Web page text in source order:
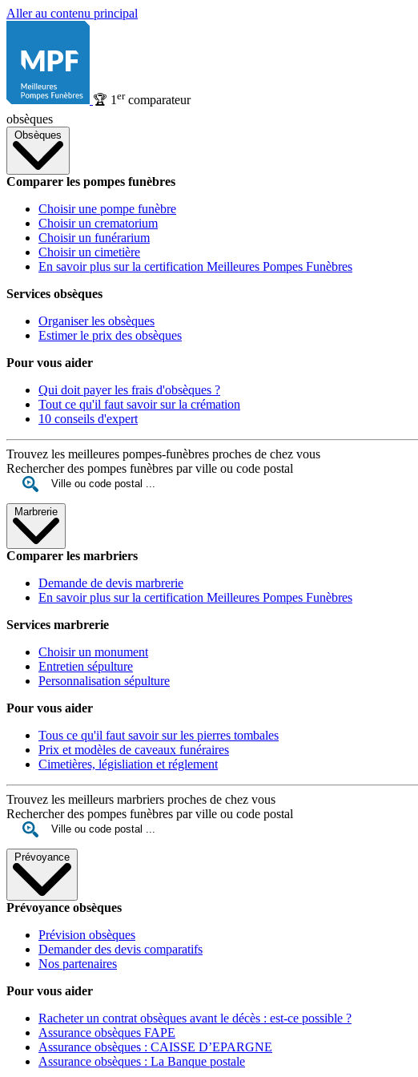
Aller au contenu principal
🏆 1 ercomparateur
obsèques
Obsèques
Comparer les pompes funèbres
Choisir une pompe funèbre
Choisir un crematorium
Choisir un funérarium
Choisir un cimetière
En savoir plus sur la certification Meilleures Pompes Funèbres
Services obsèques
Organiser les obsèques
Estimer le prix des obsèques
Pour vous aider
Qui doit payer les frais d'obsèques ?
Tout ce qu'il faut savoir sur la crémation
10 conseils d'expert
Trouvez les meilleures pompes-funèbres proches de chez vous
Rechercher des pompes funèbres par ville ou code postal
Marbrerie
Comparer les marbriers
Demande de devis marbrerie
En savoir plus sur la certification Meilleures Pompes Funèbres
Services marbrerie
Choisir un monument
Entretien sépulture
Personnalisation sépulture
Pour vous aider
Tous ce qu'il faut savoir sur les pierres tombales
Prix et modèles de caveaux funéraires
Cimetières, législiation et réglement
Trouvez les meilleurs marbriers proches de chez vous
Rechercher des pompes funèbres par ville ou code postal
Prévoyance
Prévoyance obsèques
Prévision obsèques
Demander des devis comparatifs
Nos partenaires
Pour vous aider
Racheter un contrat obsèques avant le décès : est-ce possible ?
Assurance obsèques FAPE
Assurance obsèques : CAISSE D’EPARGNE
Assurance obsèques : La Banque postale